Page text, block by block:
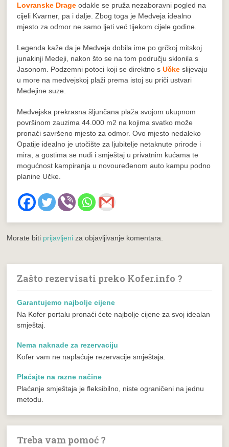
Lovranske Drage odakle se pruža nezaboravni pogled na
cijeli Kvarner, pa i dalje. Zbog toga je Medveja idealno
mjesto za odmor ne samo ljeti već tijekom cijele godine.
Legenda kaže da je Medveja dobila ime po grčkoj mitskoj
junakinji Medeji, nakon što se na tom području sklonila s
Jasonom. Podzemni potoci koji se direktno sUčke slijevaju
u more na medvejskoj plaži prema istoj su priči ustvari
Medejine suze.
Medvejska prekrasna šljunčana plaža svojom ukupnom
površinom zauzima 44.000 m2 na kojima svatko može
pronaći savršeno mjesto za odmor. Ovo mjesto nedaleko
Opatije idealno je utočište za ljubitelje netaknute prirode i
mira, a gostima se nudi i smještaj u privatnim kućama te
mogućnost kampiranja u novouređenom auto kampu podno
planine Učke.
Morate biti prijavljeni za objavljivanje komentara.
Zašto rezervisati preko Kofer.info ?
Garantujemo najbolje cijene
Na Kofer portalu pronaći ćete najbolje cijene za svoj idealan
smještaj.
Nema naknade za rezervaciju
Kofer vam ne naplaćuje rezervacije smještaja.
Plaćajte na razne načine
Plaćanje smještaja je fleksibilno, niste ograničeni na jednu
metodu.
Treba vam pomoć ?